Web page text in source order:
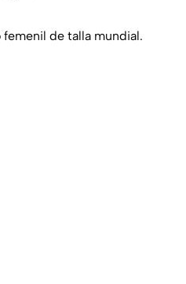
de talla mundial.